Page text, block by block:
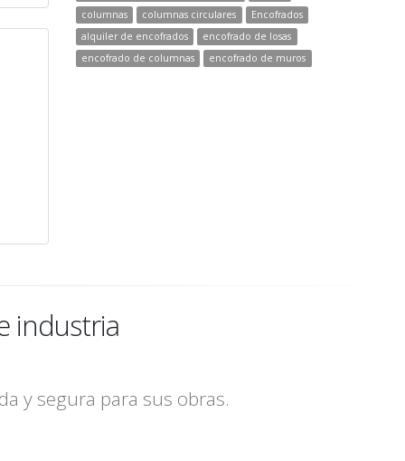
columnas
columnas circulares
Encofrados
alquiler de encofrados
encofrado de losas
encofrado de columnas
encofrado de muros
industria
y segura para sus obras.